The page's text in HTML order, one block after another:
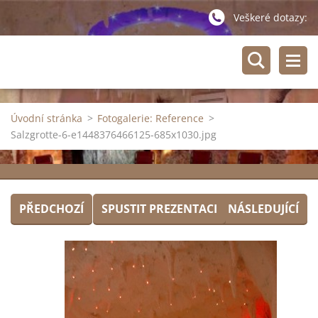
Veškeré dotazy:
Úvodní stránka > Fotogalerie: Reference >
Salzgrotte-6-e1448376466125-685x1030.jpg
PŘEDCHOZÍ SPUSTIT PREZENTACI NÁSLEDUJÍCÍ